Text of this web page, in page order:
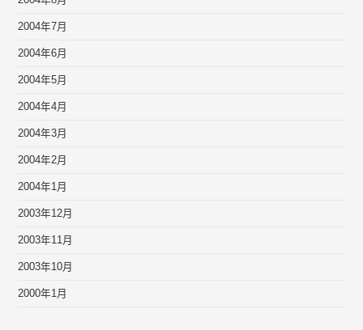
2004年7月
2004年6月
2004年5月
2004年4月
2004年3月
2004年2月
2004年1月
2003年12月
2003年11月
2003年10月
2000年1月